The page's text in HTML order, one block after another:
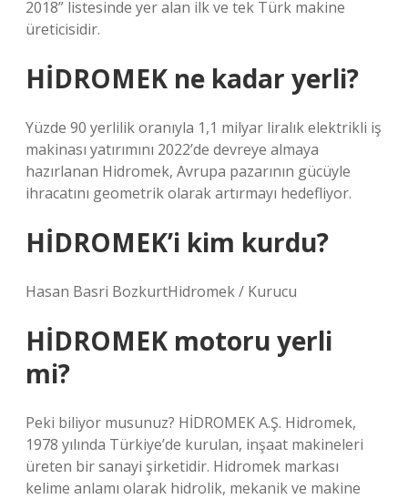
2018” listesinde yer alan ilk ve tek Türk makine
üreticisidir.
HİDROMEK ne kadar yerli?
Yüzde 90 yerlilik oranıyla 1,1 milyar liralık elektrikli iş
makinası yatırımını 2022’de devreye almaya
hazırlanan Hidromek, Avrupa pazarının gücüyle
ihracatını geometrik olarak artırmayı hedefliyor.
HİDROMEK’i kim kurdu?
Hasan Basri BozkurtHidromek / Kurucu
HİDROMEK motoru yerli
mi?
Peki biliyor musunuz? HİDROMEK A.Ş. Hidromek,
1978 yılında Türkiye’de kurulan, inşaat makineleri
üreten bir sanayi şirketidir. Hidromek markası
kelime anlamı olarak hidrolik, mekanik ve makine